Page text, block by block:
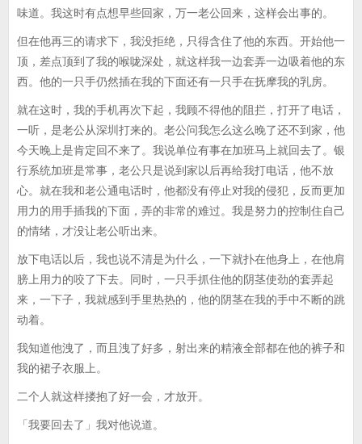
味道。我这时有点想早些回家，万一老公回来，这样会出事的。
但在他再三的请求下，我没拒绝，只得含住了他的东西。开始他一
顶，差点顶到了我的喉咙深处，就这样我一边套弄一边吸着他的东
西。他的一只手仍然插在我的下面还有一只手在抚摩我的乳房。
就在这时，我的手机再次下起，我顾不得他的阻拦，打开了电话，
一听，是老公从深圳打来的。老公问我怎么这么晚了还不到家，他
今天晚上是肯定回不来了。我说单位有事在加班马上就回去了。银
行系统加班是常事，老公只是说到家以后再给我打电话，他不放
心。就在我和老公通电话时，他都没有停止对我的侵犯，反而更加
用力的用手插我的下面，弄的非常的难过。我是努力的控制住自己
的情绪，才没让老公听出来。
放下电话以后，我也说不清是为什么，一下就扑在他身上，在他肩
膀上用力的咬了下去。同时，一只手抓住他的阴茎使劲的套弄起
来，一下子，我就感到手里热热的，他的阴茎在我的手中不断的跳
动着。
我知道他洩了，而且洩了好多，射出来的精液全部都在他的裤子和
我的裙子衣服上。
二个人就这样搂抱了好一会，才放开。
「我要回去了」我对他说道。